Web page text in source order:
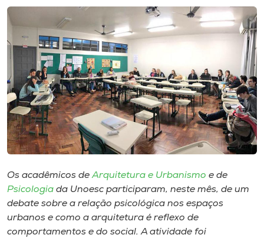
Cultura
CPA
Biblioteca
Editora
Museu
Unoesc
Os acadêmicos deArquitetura e Urbanismo e de
Psicologia da Unoesc participaram, neste mês, de um
debate sobre a relação psicológica nos espaços
urbanos e como a arquitetura é reflexo de
comportamentos e do social. A atividade foi